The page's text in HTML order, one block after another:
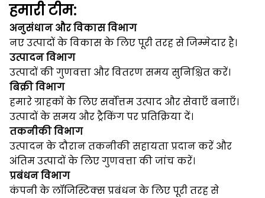
हमारी टीम:
अनुसंधान और विकास विभाग
नए उत्पादों के विकास के लिए पूरी तरह से जिम्मेदार है।
उत्पादन विभाग
उत्पादों की गुणवत्ता और वितरण समय सुनिश्चित करें।
बिक्री विभाग
हमारे ग्राहकों के लिए सर्वोत्तम उत्पाद और सेवाएँ बनाएँ।
उत्पादों के समय और ट्रैकिंग पर प्रतिक्रिया दें।
तकनीकी विभाग
उत्पादन के दौरान तकनीकी सहायता प्रदान करें और
अंतिम उत्पादों के लिए गुणवत्ता की जांच करें।
प्रबंधन विभाग
कंपनी के लॉजिस्टिक्स प्रबंधन के लिए पूरी तरह से